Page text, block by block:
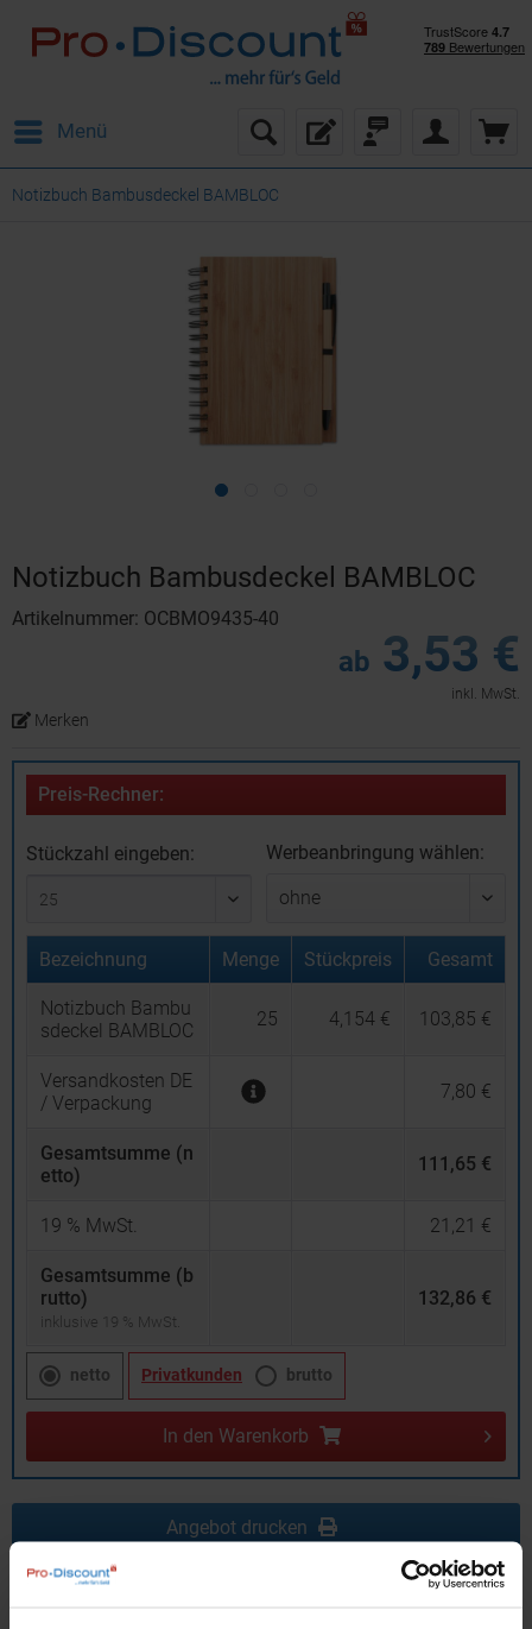
Menü
Notizbuch Bambusdeckel BAMBLOC
Notizbuch Bambusdeckel BAMBLOC
Artikelnummer: OCBMO9435-40
ab 3,53 €
inkl. MwSt.
Merken
Preis-Rechner:
Stückzahl eingeben: Werbeanbringung wählen:
Bezeichnung Menge Stückpreis Gesamt
Notizbuch Bambu
sdeckel BAMBLOC
25 4,154 € 103,85 €
Versandkosten DE
/ Verpackung
7,80 €
Gesamtsumme (n
etto)
111,65 €
19 % MwSt. 21,21 €
Gesamtsumme (b
rutto)
inklusive 19 % MwSt.
132,86 €
netto Privatkunden brutto
In den Warenkorb
Angebot drucken